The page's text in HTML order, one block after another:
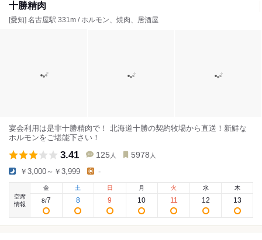
十勝精肉
[愛知] 名古屋駅 331m / ホルモン、焼肉、居酒屋
宴会利用は是非十勝精肉で！ 北海道十勝の契約牧場から直送！新鮮な
ホルモンをご堪能下さい！
3.41 125 人 5978 人
￥3,000～￥3,999 -
空席
情報
金
8/7
土
8
日
9
月
10
火
11
水
12
木
13